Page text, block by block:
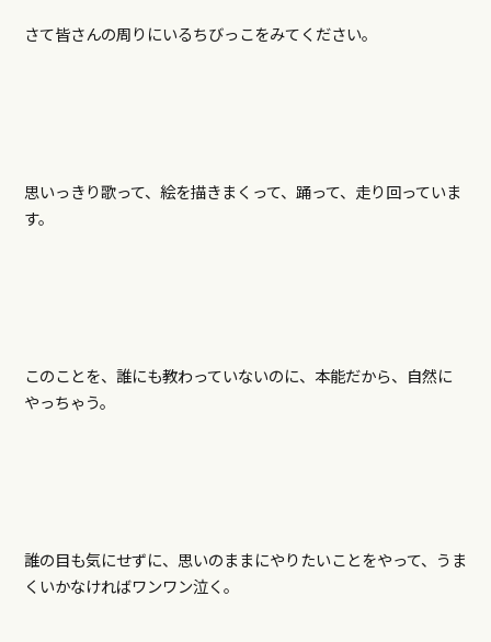
さて皆さんの周りにいるちびっこをみてください。
思いっきり歌って、絵を描きまくって、踊って、走り回っていま
す。
このことを、誰にも教わっていないのに、本能だから、自然に
やっちゃう。
誰の目も気にせずに、思いのままにやりたいことをやって、うま
くいかなければワンワン泣く。